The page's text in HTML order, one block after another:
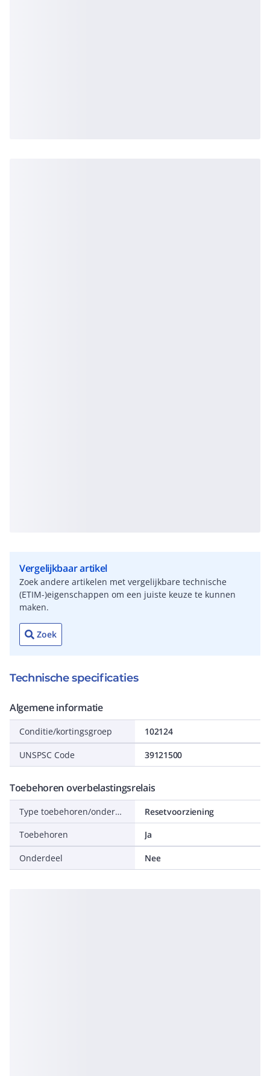
Vergelijkbaar artikel
Zoek andere artikelen met vergelijkbare technische
(ETIM-)eigenschappen om een juiste keuze te kunnen
maken.
Zoek
Technische specificaties
Algemene informatie
Conditie/kortingsgroep 102124
UNSPSC Code 39121500
Toebehoren overbelastingsrelais
Type toebehoren/onderdelen
Resetvoorziening
Toebehoren
Ja
Onderdeel Nee